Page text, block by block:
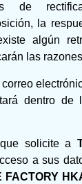
de
la
algún
las
dentro de
solicite a
a sus
FACTORY